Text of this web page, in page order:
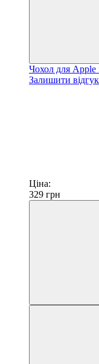
Чохол для
Залишити відгук
Ціна:
329 грн